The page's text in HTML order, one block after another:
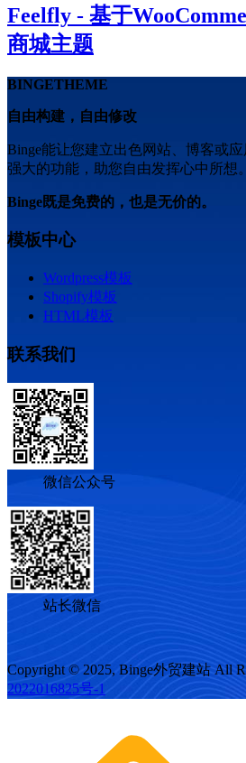
Feelfly - 基于
商城主题
BINGETHEME
自由构建，自由修改
Binge能让您建立出色网站、博客或
强大的功能，助您自由发挥心中所想。
Binge既是免费的，也是无价的。
模板中心
Wordpress模板
Shopify模板
HTML模板
联系我们
微信公众号
站长微信
Copyright © 2025, Binge外贸建站 All
2022016825号-1